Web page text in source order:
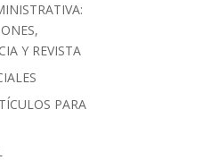
Y REVISTA
PARA